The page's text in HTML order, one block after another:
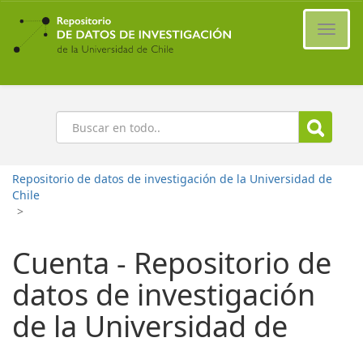
Ir
contenido
principal
Buscar
Repositorio de datos de investigación de la Universidad de
Chile
>
Cuenta - Repositorio de
datos de investigación
de la Universidad de